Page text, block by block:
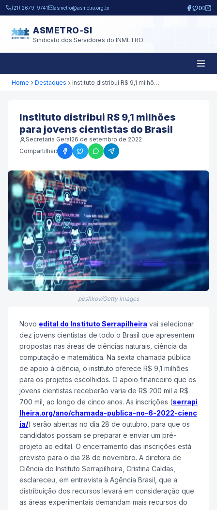
Pular para o conteúdo principal
(21) 2679-9741 asmetro@asmetro.org.br
ASMETRO-SI
Sindicato dos Servidores do INMETRO
Home Destaques Instituto distribui R$ 9,1 milhões para jovens cientistas do Brasil
Instituto distribui R$ 9,1 milhões
para jovens cientistas do Brasil
Secretaria Geral26 de setembro de 2022
Compartilhar:
peshkov/Getty Images
Novo edital do Instituto Serrapilheira vai selecionar
dez jovens cientistas de todo o Brasil que apresentem
propostas nas áreas de ciências naturais, ciência da
computação e matemática. Na sexta chamada pública
de apoio à ciência, o instituto oferece R$ 9,1 milhões
para os projetos escolhidos. O apoio financeiro que os
jovens cientistas receberão varia de R$ 200 mil a R$
700 mil, ao longo de cinco anos. As inscrições (serrapi
lheira.org/ano/chamada-publica-no-6-2022-cienc
ia/) serão abertas no dia 28 de outubro, para que os
candidatos possam se preparar e enviar um pré-
projeto ao edital. O encerramento das inscrições está
previsto para o dia 28 de novembro. A diretora de
Ciência do Instituto Serrapilheira, Cristina Caldas,
esclareceu, em entrevista à Agência Brasil, que a
distribuição dos recursos levará em consideração que
as áreas experimentais demandam mais recursos do